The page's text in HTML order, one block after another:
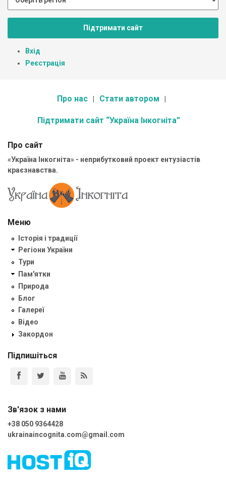
Підтримати сайт
Вхід
Реєстрація
Про нас Стати автором
Підтримати сайт “Україна Інкогніта”
Про сайт
«Україна Інкогніта» - неприбутковий проект ентузіастів
краєзнавства.
Меню
Історія і традиції
Регіони України
Тури
Пам'ятки
Природа
Блог
Галереї
Відео
Закордон
Підпишіться
Зв'язок з нами
+38 050 9364428
ukrainaincognita.com@gmail.com